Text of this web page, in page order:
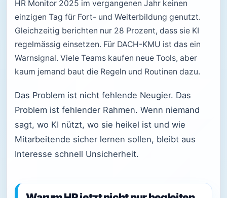
HR Monitor 2025 im vergangenen Jahr keinen
einzigen Tag für Fort- und Weiterbildung genutzt.
Gleichzeitig berichten nur 28 Prozent, dass sie KI
regelmässig einsetzen. Für DACH-KMU ist das ein
Warnsignal. Viele Teams kaufen neue Tools, aber
kaum jemand baut die Regeln und Routinen dazu.
Das Problem ist nicht fehlende Neugier. Das
Problem ist fehlender Rahmen. Wenn niemand
sagt, wo KI nützt, wo sie heikel ist und wie
Mitarbeitende sicher lernen sollen, bleibt aus
Interesse schnell Unsicherheit.